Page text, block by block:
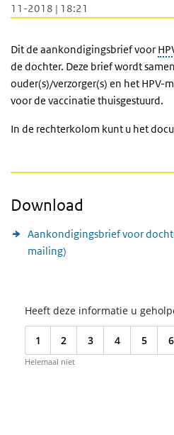
11-2018 | 18:21
Dit de aankondigingsbrief voor
de dochter. Deze brief wordt
ouder(s)/verzorger(s) en het HPV-
voor de vaccinatie thuisgestuurd.
In de rechterkolom kunt u het
Download
Aankondigingsbrief voor
mailing)
Heeft deze informatie u
1 2 3 4 5 6
Helemaal niet